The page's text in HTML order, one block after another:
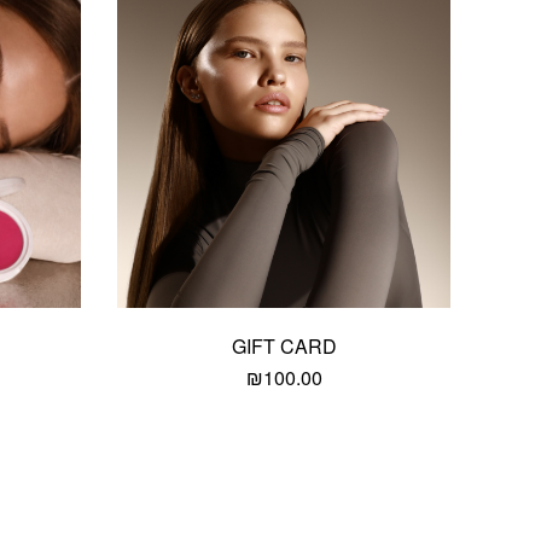
GIFT CARD
₪100.00